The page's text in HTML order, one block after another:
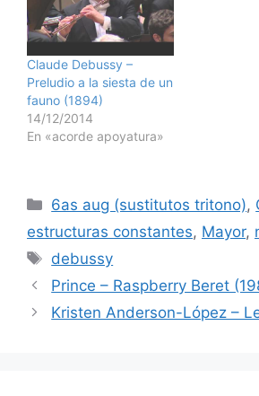
Claude Debussy –
Preludio a la siesta de un
fauno (1894)
14/12/2014
En «acorde apoyatura»
Categorías
6as aug (sustitutos tritono),
estructuras constantes, Mayor,
Etiquetas
debussy
Prince – Raspberry Beret
Kristen Anderson-López –